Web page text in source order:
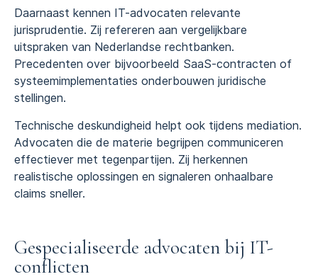
Daarnaast kennen IT-advocaten relevante
jurisprudentie. Zij refereren aan vergelijkbare
uitspraken van Nederlandse rechtbanken.
Precedenten over bijvoorbeeld SaaS-contracten of
systeemimplementaties onderbouwen juridische
stellingen.
Technische deskundigheid helpt ook tijdens mediation.
Advocaten die de materie begrijpen communiceren
effectiever met tegenpartijen. Zij herkennen
realistische oplossingen en signaleren onhaalbare
claims sneller.
Gespecialiseerde advocaten bij IT-
conflicten